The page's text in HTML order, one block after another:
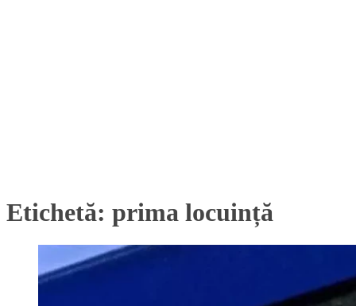
Etichetă: prima locuință